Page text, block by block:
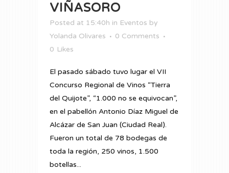
VIÑASORO
Posted at 15:40h in Eventos by
Yolanda Olivares
0 Comments
0 Likes
El pasado sábado tuvo lugar el VII
Concurso Regional de Vinos “Tierra
del Quijote”, “1.000 no se equivocan”,
en el pabellón Antonio Díaz Miguel de
Alcázar de San Juan (Ciudad Real).
Fueron un total de 78 bodegas de
toda la región, 250 vinos, 1.500
botellas...